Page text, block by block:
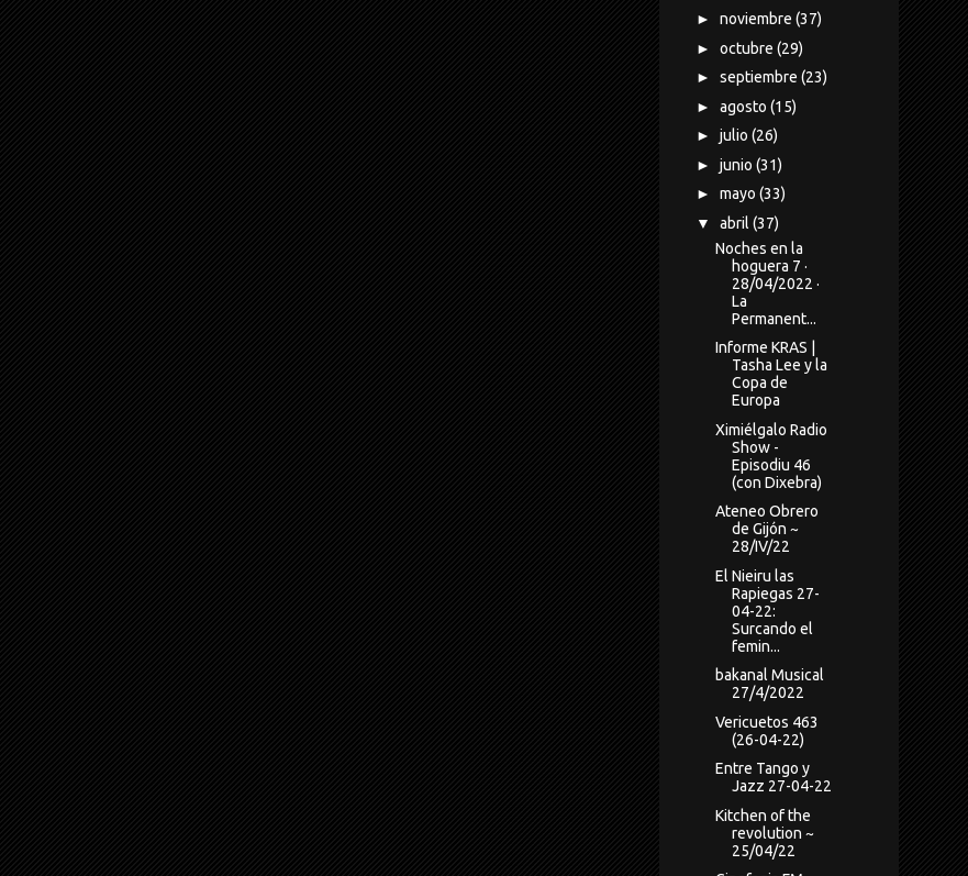
► noviembre (37)
► octubre (29)
► septiembre (23)
► agosto (15)
► julio (26)
► junio (31)
► mayo (33)
▼ abril (37)
Noches en la
hoguera 7 ·
28/04/2022 ·
La
Permanent...
Informe KRAS |
Tasha Lee y la
Copa de
Europa
Ximiélgalo Radio
Show -
Episodiu 46
(con Dixebra)
Ateneo Obrero
de Gijón ~
28/IV/22
El Nieiru las
Rapiegas 27-
04-22:
Surcando el
femin...
bakanal Musical
27/4/2022
Vericuetos 463
(26-04-22)
Entre Tango y
Jazz 27-04-22
Kitchen of the
revolution ~
25/04/22